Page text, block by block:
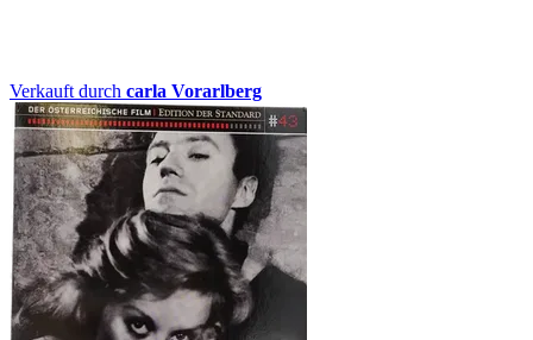
Verkauft durch carla Vorarlberg